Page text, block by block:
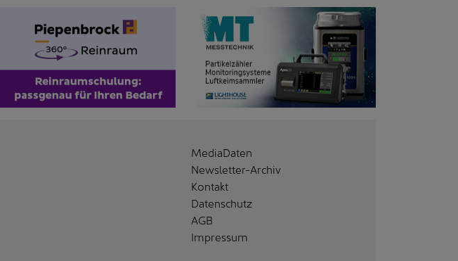
MediaDaten
Newsletter-Archiv
Kontakt
Datenschutz
AGB
Impressum